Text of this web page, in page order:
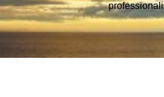
professionali